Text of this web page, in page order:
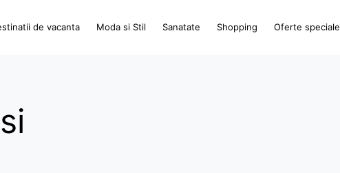
de vacanta Moda si Stil Sanatate Shopping Oferte speciale